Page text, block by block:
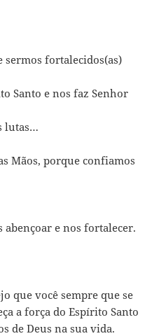
sermos fortalecidos(as)
Santo e nos faz Senhor
lutas…
Mãos, porque confiamos
e nos fortalecer.
que você sempre que se
a força do Espírito Santo
de Deus na sua vida.